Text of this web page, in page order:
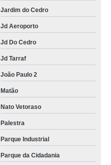
Jardim do Cedro
Jd Aeroporto
Jd Do Cedro
Jd Tarraf
João Paulo 2
Matão
Nato Vetoraso
Palestra
Parque Industrial
Parque da Cidadania